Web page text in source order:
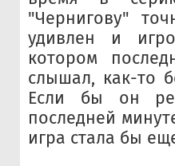
"Чернигову"
удивлен и
котором
слышал, как-то
Если бы он
последней
игра стала бы